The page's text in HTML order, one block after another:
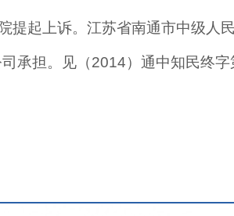
提起上诉。江苏省南通市中级人
承担。见（2014）通中知民终字